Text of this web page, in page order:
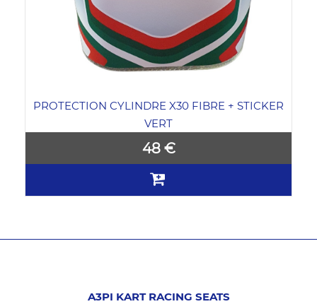
PROTECTION CYLINDRE X30 FIBRE + STICKER
VERT
48 €
A3PI KART RACING SEATS